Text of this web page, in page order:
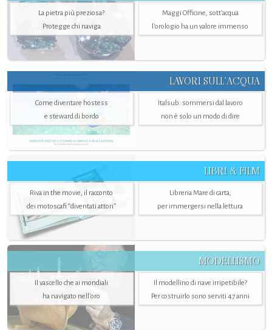
La pietra più preziosa?
Protegge chi naviga
Maggi Officine, sott’acqua
l'orologio ha un valore immenso
LAVORI SULL’ACQUA
Come diventare hostess
e steward di bordo
Italsub: sommersi dal lavoro
non è solo un modo di dire
LIBRI & FILM
Riva in the movie, il racconto
dei motoscafi “diventati attori”
Libreria Mare di carta,
per immergersi nella lettura
MODELLISMO
Il vascello che ai mondiali
ha navigato nell’oro
Il modellino di nave irripetibile?
Per costruirlo sono serviti 47 anni